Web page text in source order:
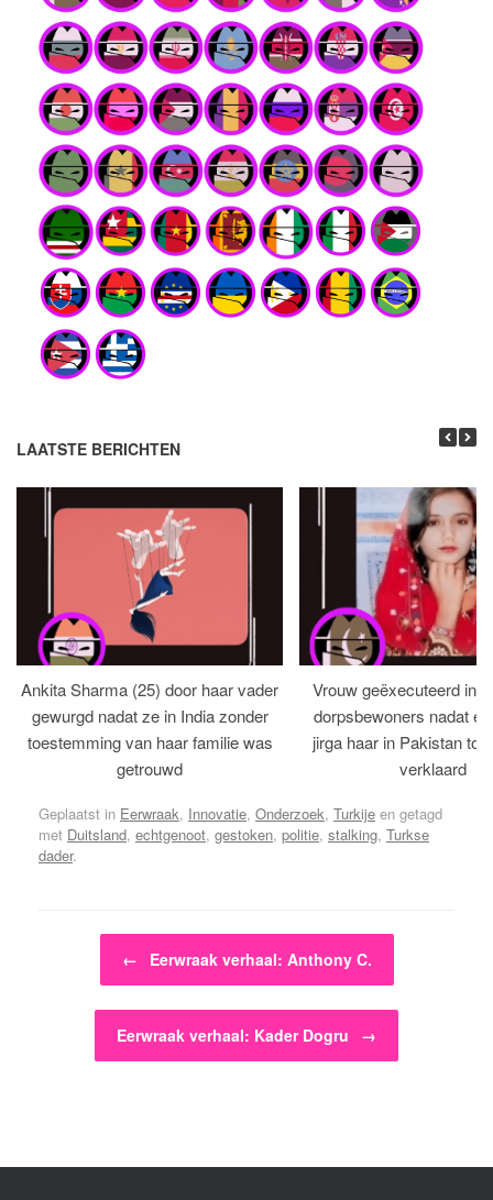
LAATSTE BERICHTEN
Ankita Sharma (25) door haar vader
gewurgd nadat ze in India zonder
toestemming van haar familie was
getrouwd
Vrouw geëxecuteerd in
dorpsbewoners nadat
jirga haar in Pakistan tot
verklaard
Geplaatst in Eerwraak, Innovatie, Onderzoek, Turkije en getagd
met Duitsland, echtgenoot, gestoken, politie, stalking, Turkse
dader.
Bericht navigatie
← Eerwraak verhaal: Anthony C.
Eerwraak verhaal: Kader Dogru →